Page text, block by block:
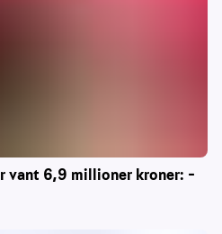
6,9 millioner kroner: –